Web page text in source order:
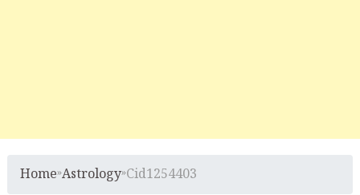
Home»Astrology»Cid1254403